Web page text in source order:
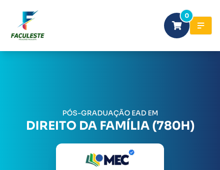
0
PÓS-GRADUAÇÃO EAD EM
DIREITO DA FAMÍLIA (780H)